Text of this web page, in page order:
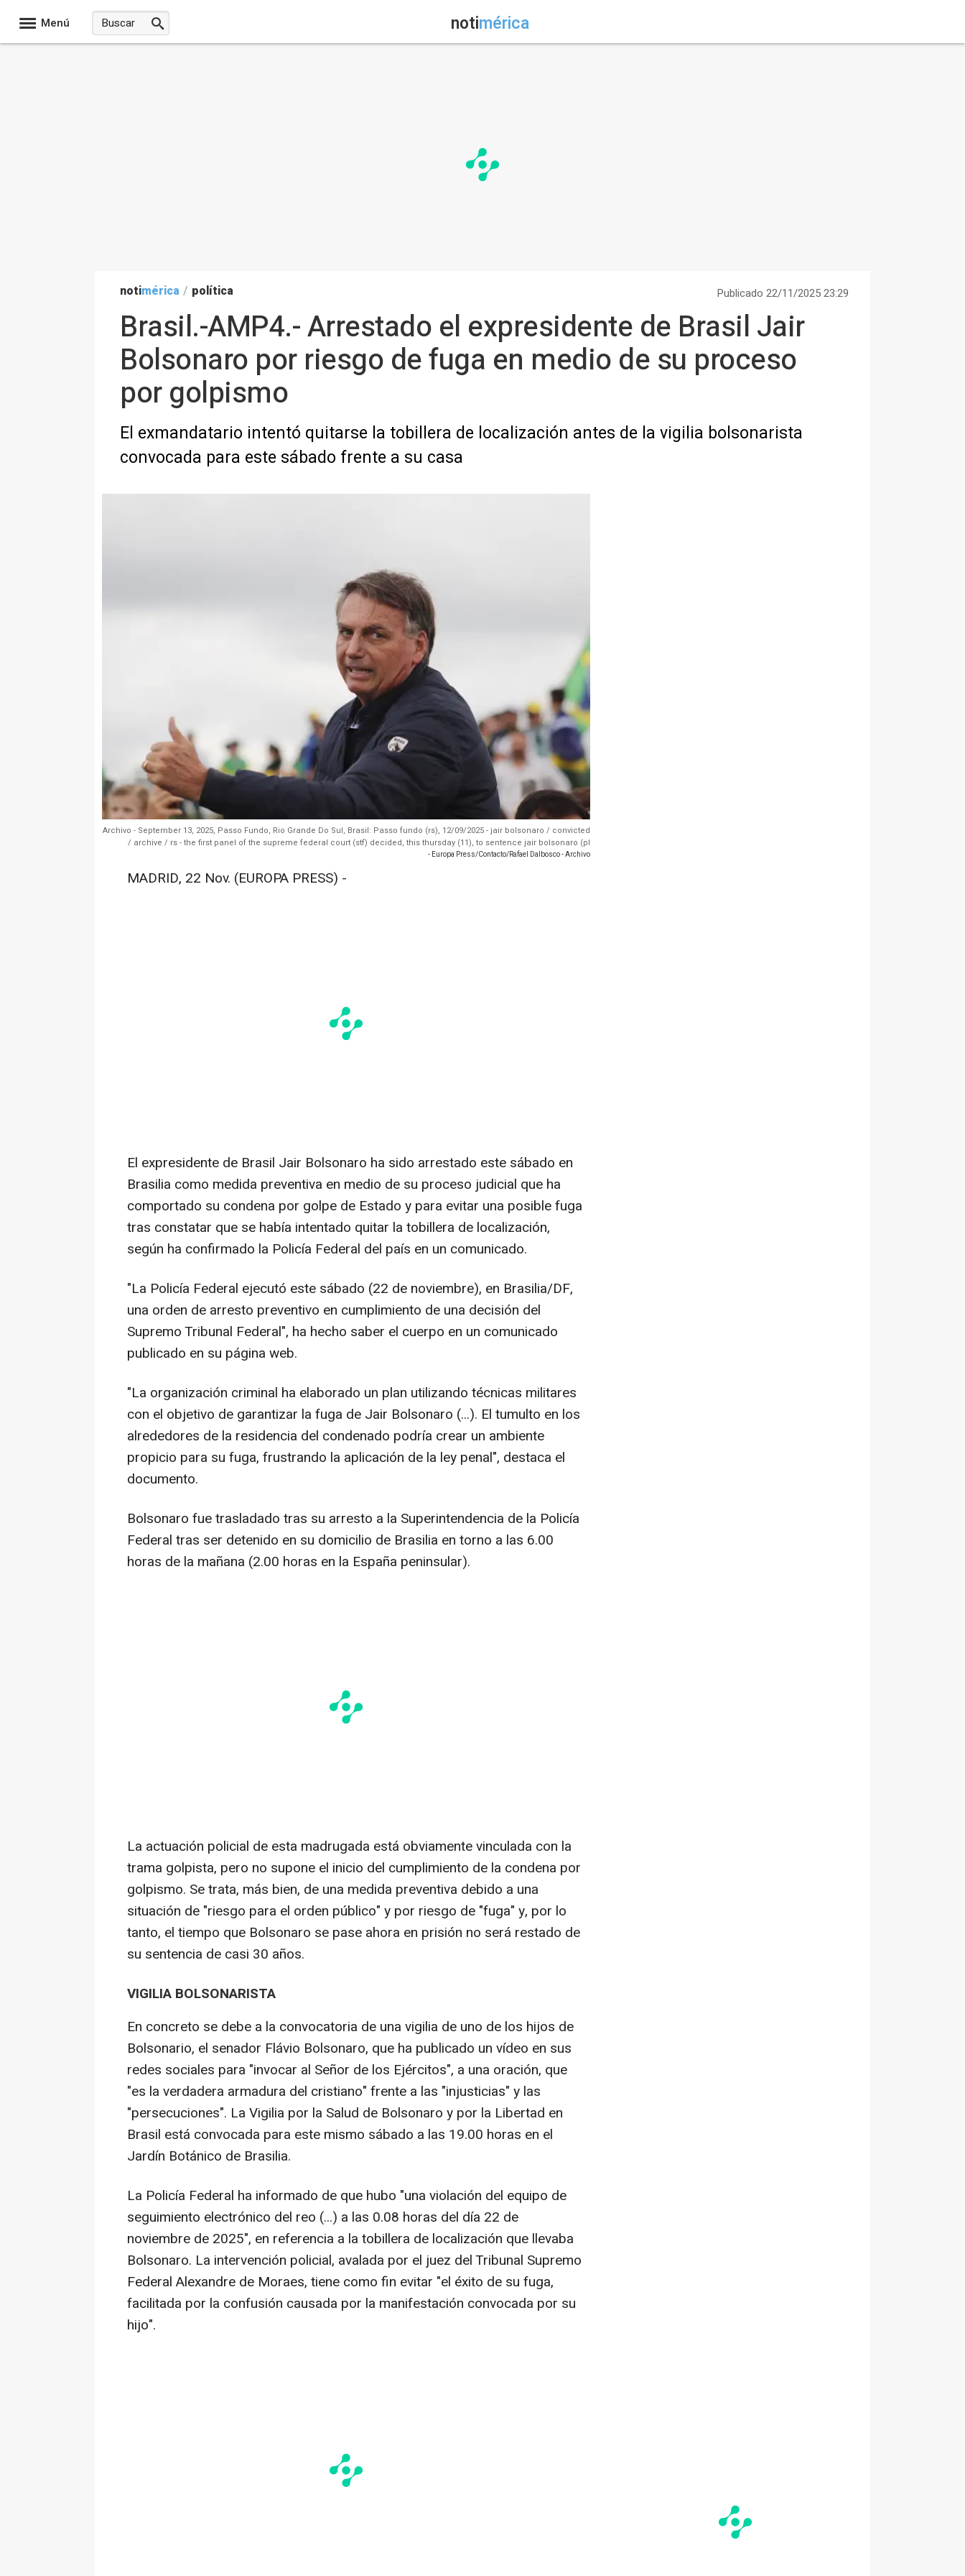
Menú notimérica
notimérica / política Publicado 22/11/2025 23:29
Brasil.-AMP4.- Arrestado el expresidente de Brasil Jair
Bolsonaro por riesgo de fuga en medio de su proceso
por golpismo
El exmandatario intentó quitarse la tobillera de localización antes de la vigilia bolsonarista
convocada para este sábado frente a su casa
Archivo - September 13, 2025, Passo Fundo, Rio Grande Do Sul, Brasil: Passo fundo (rs), 12/09/2025 - jair bolsonaro / convicted
/ archive / rs - the first panel of the supreme federal court (stf) decided, this thursday (11), to sentence jair bolsonaro (pl
- Europa Press/Contacto/Rafael Dalbosco - Archivo
MADRID, 22 Nov. (EUROPA PRESS) -
El expresidente de Brasil Jair Bolsonaro ha sido arrestado este sábado en
Brasilia como medida preventiva en medio de su proceso judicial que ha
comportado su condena por golpe de Estado y para evitar una posible fuga
tras constatar que se había intentado quitar la tobillera de localización,
según ha confirmado la Policía Federal del país en un comunicado.
"La Policía Federal ejecutó este sábado (22 de noviembre), en Brasilia/DF,
una orden de arresto preventivo en cumplimiento de una decisión del
Supremo Tribunal Federal", ha hecho saber el cuerpo en un comunicado
publicado en su página web.
"La organización criminal ha elaborado un plan utilizando técnicas militares
con el objetivo de garantizar la fuga de Jair Bolsonaro (...). El tumulto en los
alrededores de la residencia del condenado podría crear un ambiente
propicio para su fuga, frustrando la aplicación de la ley penal", destaca el
documento.
Bolsonaro fue trasladado tras su arresto a la Superintendencia de la Policía
Federal tras ser detenido en su domicilio de Brasilia en torno a las 6.00
horas de la mañana (2.00 horas en la España peninsular).
La actuación policial de esta madrugada está obviamente vinculada con la
trama golpista, pero no supone el inicio del cumplimiento de la condena por
golpismo. Se trata, más bien, de una medida preventiva debido a una
situación de "riesgo para el orden público" y por riesgo de "fuga" y, por lo
tanto, el tiempo que Bolsonaro se pase ahora en prisión no será restado de
su sentencia de casi 30 años.
VIGILIA BOLSONARISTA
En concreto se debe a la convocatoria de una vigilia de uno de los hijos de
Bolsonario, el senador Flávio Bolsonaro, que ha publicado un vídeo en sus
redes sociales para "invocar al Señor de los Ejércitos", a una oración, que
"es la verdadera armadura del cristiano" frente a las "injusticias" y las
"persecuciones". La Vigilia por la Salud de Bolsonaro y por la Libertad en
Brasil está convocada para este mismo sábado a las 19.00 horas en el
Jardín Botánico de Brasilia.
La Policía Federal ha informado de que hubo "una violación del equipo de
seguimiento electrónico del reo (...) a las 0.08 horas del día 22 de
noviembre de 2025", en referencia a la tobillera de localización que llevaba
Bolsonaro. La intervención policial, avalada por el juez del Tribunal Supremo
Federal Alexandre de Moraes, tiene como fin evitar "el éxito de su fuga,
facilitada por la confusión causada por la manifestación convocada por su
hijo".